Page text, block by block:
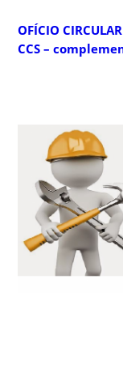
OFÍCIO
CCS –